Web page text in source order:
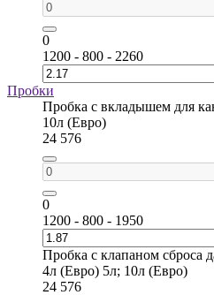
0
1200 - 800 - 2260
Пробки
Пробка c вкладышем для
10л (Евро)
24 576
0
1200 - 800 - 1950
Пробка c клапаном сброса
4л (Евро) 5л; 10л (Евро)
24 576